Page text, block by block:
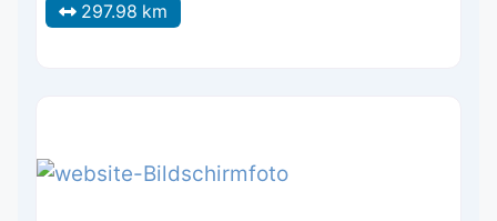
297.98 km